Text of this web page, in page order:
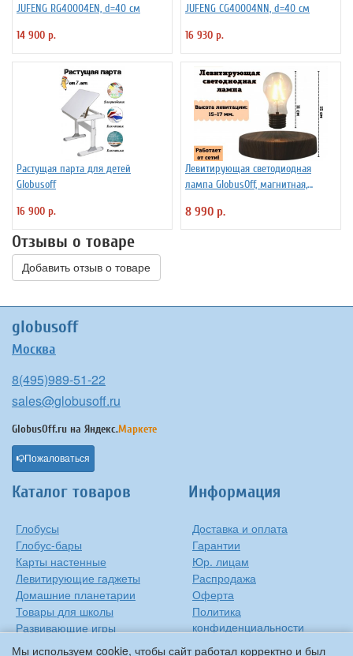
Мы используем cookie, чтобы сайт работал корректно и был
JUFENG RG40004EN, d=40 см
14 900 р.
JUFENG CG40004NN, d=40 см
16 930 р.
Растущая парта для детей
Globusoff
16 900 р.
Левитирующая светодиодная
лампа GlobusOff, магнитная,
8 990 р.
Отзывы о товаре
Добавить отзыв о товаре
globusoff
Москва
8(495)989-51-22
sales@globusoff.ru
GlobusOff.ru на Яндекс.Маркете
Пожаловаться
Каталог товаров
Глобусы
Глобус-бары
Карты настенные
Левитирующие гаджеты
Домашние планетарии
Товары для школы
Развивающие игры
Оригинальные игрушки
Информация
Доставка и оплата
Гарантии
Юр. лицам
Распродажа
Оферта
Политика
конфиденциальности
Контакты